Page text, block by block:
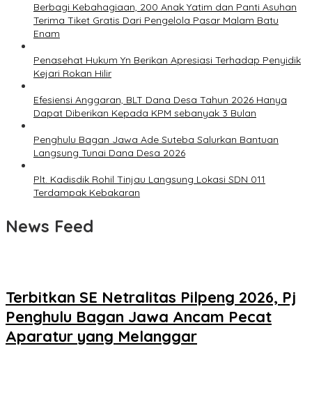
Berbagi Kebahagiaan, 200 Anak Yatim dan Panti Asuhan
Terima Tiket Gratis Dari Pengelola Pasar Malam Batu
Enam
Penasehat Hukum Yn Berikan Apresiasi Terhadap Penyidik
Kejari Rokan Hilir
Efesiensi Anggaran, BLT Dana Desa Tahun 2026 Hanya
Dapat Diberikan Kepada KPM sebanyak 3 Bulan
Penghulu Bagan Jawa Ade Suteba Salurkan Bantuan
Langsung Tunai Dana Desa 2026
Plt. Kadisdik Rohil Tinjau Langsung Lokasi SDN 011
Terdampak Kebakaran
News Feed
Terbitkan SE Netralitas Pilpeng 2026, Pj
Penghulu Bagan Jawa Ancam Pecat
Aparatur yang Melanggar